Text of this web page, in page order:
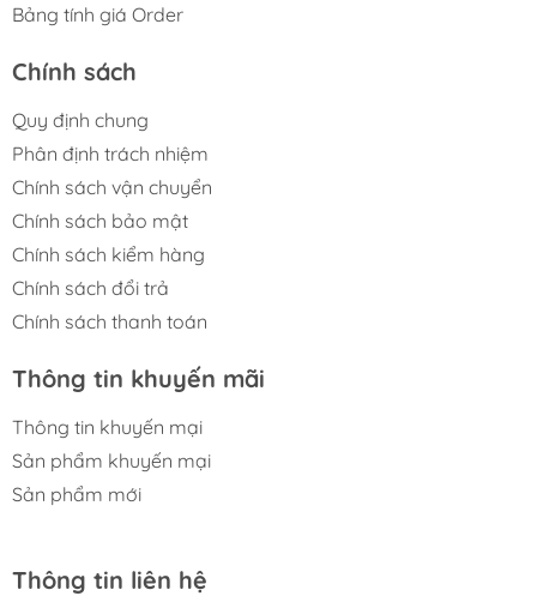
Bảng tính giá Order
Chính sách
Quy định chung
Phân định trách nhiệm
Chính sách vận chuyển
Chính sách bảo mật
Chính sách kiểm hàng
Chính sách đổi trả
Chính sách thanh toán
Thông tin khuyến mãi
Thông tin khuyến mại
Sản phẩm khuyến mại
Sản phẩm mới
Thông tin liên hệ